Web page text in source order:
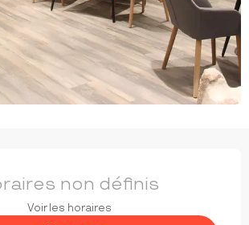
non définis
Voir les horaires